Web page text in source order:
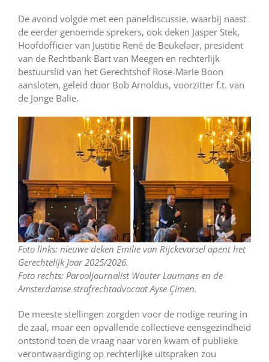
De avond volgde met een paneldiscussie, waarbij naast
de eerder genoemde sprekers, ook deken Jasper Stek,
Hoofdofficier van Justitie René de Beukelaer, president
van de Rechtbank Bart van Meegen en rechterlijk
bestuurslid van het Gerechtshof Rose-Marie Boon
aansloten, geleid door Bob Arnoldus, voorzitter f.t. van
de Jonge Balie.
Foto links: nieuwe deken Emilie van Rijckevorsel opent het
Gerechtelijk Jaar 2025/2026.
Foto rechts: Parooljournalist Wouter Laumans en de
Amsterdamse strafrechtadvocaat Ayse Çimen.
De meeste stellingen zorgden voor de nodige reuring in
de zaal, maar een opvallende collectieve eensgezindheid
ontstond toen de vraag naar voren kwam of publieke
verontwaardiging op rechterlijke uitspraken zou